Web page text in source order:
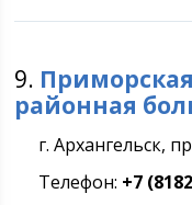
9.
районная
г. Архангельск,
Телефон: +7